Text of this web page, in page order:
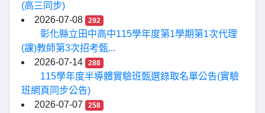
(高三同步)
2026-07-08
292
彰化縣立田中高中115學年度第1學期第1次代理
(課)教師第3次招考甄...
2026-07-14
288
115學年度半導體實驗班甄選錄取名單公告(實驗
班網頁同步公告)
2026-07-07
258